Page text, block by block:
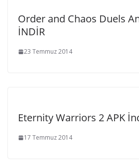
Order and Chaos Duels
İNDİR
23 Temmuz 2014
Eternity Warriors 2 APK
17 Temmuz 2014